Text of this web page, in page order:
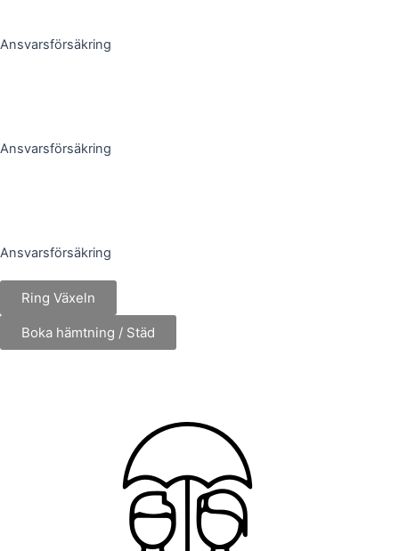
Ansvarsförsäkring
Ansvarsförsäkring
Ansvarsförsäkring
Ring Växeln
Boka hämtning / Städ